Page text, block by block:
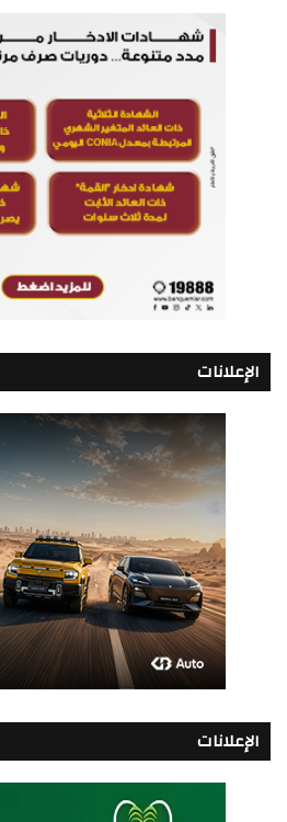
الإعلانات
الإعلانات